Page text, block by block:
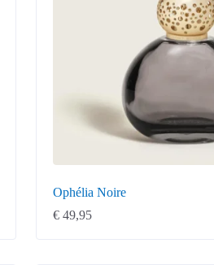
Ophélia Noire
€49,95